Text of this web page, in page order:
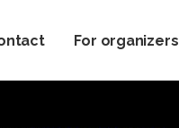
For organizers